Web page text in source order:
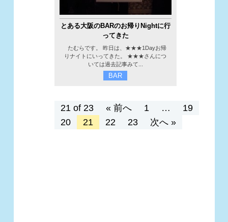
とある大阪のBARのお帰りNightに行
ってきた
たむらです。 昨日は、★★★1Dayお帰
りナイトにいってきた。 ★★★さんにつ
いては過去記事みて...
BAR
21 of 23 « 前へ 1 …
19
20
21 22 23 次へ »